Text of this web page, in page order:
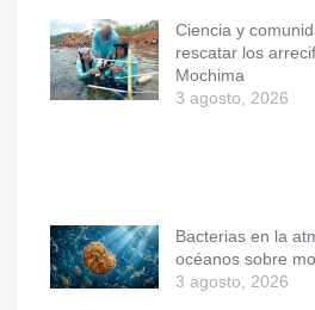
Ciencia y
rescatar los
Mochima
3 agosto, 2026
Bacterias en la
océanos sobre
3 agosto, 2026